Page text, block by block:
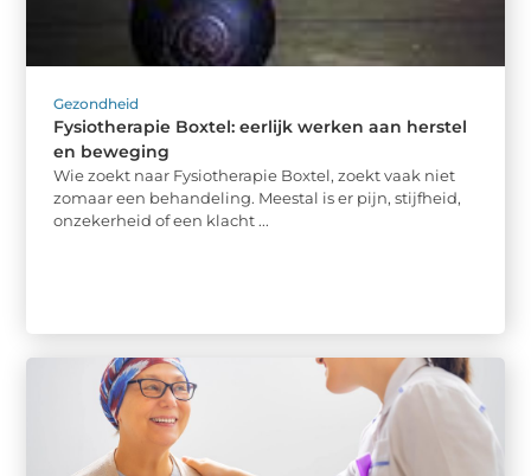
Gezondheid
Fysiotherapie Boxtel: eerlijk werken aan herstel
en beweging
Wie zoekt naar Fysiotherapie Boxtel, zoekt vaak niet
zomaar een behandeling. Meestal is er pijn, stijfheid,
onzekerheid of een klacht ...